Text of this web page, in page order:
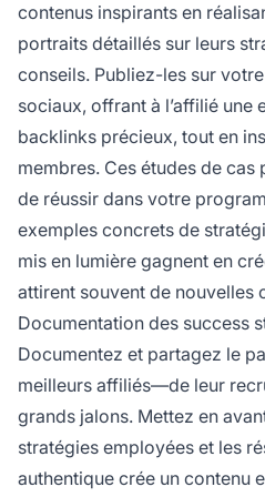
contenus inspirants en
portraits détaillés sur leurs
conseils. Publiez-les sur
sociaux, offrant à l’affilié une
backlinks précieux, tout en
membres. Ces études de cas
de réussir dans votre
exemples concrets de
mis en lumière gagnent en
attirent souvent de nouvelles
Documentation des success
Documentez et partagez le
meilleurs affiliés—de leur
grands jalons. Mettez en
stratégies employées et les
authentique crée un contenu